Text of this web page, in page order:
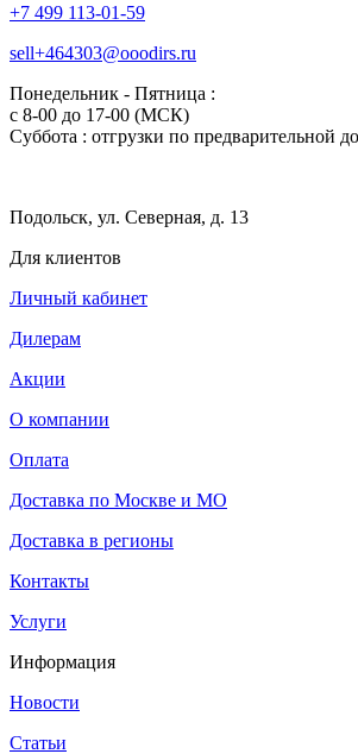
+7 499 113-01-59
sell+464303@ooodirs.ru
Понедельник - Пятница :
c 8-00 до 17-00 (МСК)
Суббота : отгрузки по предварительной
Подольск, ул. Северная, д. 13
Для клиентов
Личный кабинет
Дилерам
Акции
О компании
Оплата
Доставка по Москве и МО
Доставка в регионы
Контакты
Услуги
Информация
Новости
Статьи